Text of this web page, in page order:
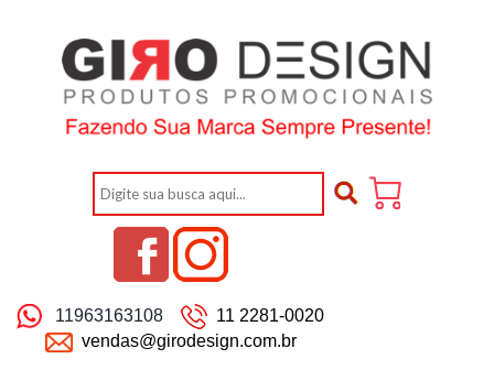
11963163108
11 2281-0020
vendas@girodesign.com.br